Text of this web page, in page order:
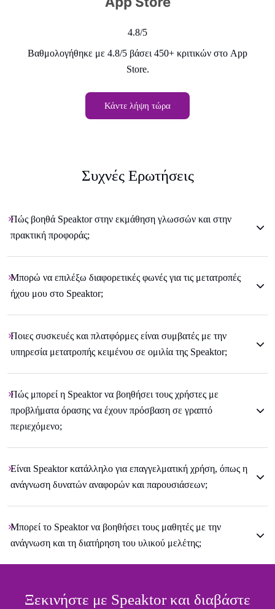
4.8/5
Βαθμολογήθηκε με 4.8/5 βάσει 450+ κριτικών στο App
Store.
Κάντε λήψη τώρα
Συχνές Ερωτήσεις
Πώς βοηθά Speaktor στην εκμάθηση γλωσσών και στην
πρακτική προφοράς;
Μπορώ να επιλέξω διαφορετικές φωνές για τις μετατροπές
ήχου μου στο Speaktor;
Ποιες συσκευές και πλατφόρμες είναι συμβατές με την
υπηρεσία μετατροπής κειμένου σε ομιλία της Speaktor;
Πώς μπορεί η Speaktor να βοηθήσει τους χρήστες με
προβλήματα όρασης να έχουν πρόσβαση σε γραπτό
περιεχόμενο;
Είναι Speaktor κατάλληλο για επαγγελματική χρήση, όπως η
ανάγνωση δυνατών αναφορών και παρουσιάσεων;
Μπορεί το Speaktor να βοηθήσει τους μαθητές με την
ανάγνωση και τη διατήρηση του υλικού μελέτης;
Ξεκινήστε με Speaktor και διαβάστε